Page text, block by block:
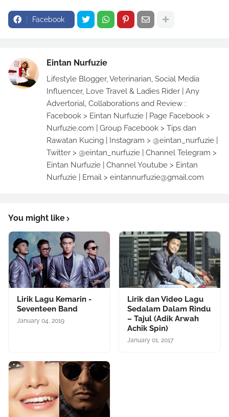
Facebook
Eintan Nurfuzie
Lifestyle Blogger, Veterinarian, Social Media
Influencer, Love Travel & Ladies Rider | Any
Advertorial, Collaborations and Review :
Facebook > Eintan Nurfuzie | Page Facebook >
Nurfuzie.com | Group Facebook > Tips dan
Rawatan Kucing | Instagram > @eintan_nurfuzie |
Twitter > @eintan_nurfuzie | Channel Telegram >
Eintan Nurfuzie | Channel Youtube > Eintan
Nurfuzie | Email > eintannurfuzie@gmail.com
You might like
Lirik Lagu Kemarin -
Seventeen Band
January 04, 2019
Lirik dan Video Lagu
Sedalam Dalam Rindu
– Tajul (Adik Arwah
Achik Spin)
January 01, 2017